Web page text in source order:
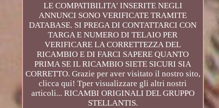
LE COMPATIBILITA' INSERITE NEGLI
ANNUNCI SONO VERIFICATE TRAMITE
DATABASE. SI PREGA DI CONTATTARCI CON
TARGA E NUMERO DI TELAIO PER
VERIFICARE LA CORRETTEZZA DEL
RICAMBIO E DI FARCI SAPERE QUANTO
PRIMA SE IL RICAMBIO SIETE SICURI SIA
CORRETTO. Grazie per aver visitato il nostro sito,
clicca qui! Tper visualizzare gli altri nostri
articoli... RICAMBI ORIGINALI DEL GRUPPO
STELLANTIS.